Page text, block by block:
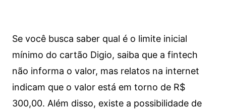
Se você busca saber qual é o limite inicial
mínimo do cartão Digio, saiba que a fintech
não informa o valor, mas relatos na internet
indicam que o valor está em torno de R$
300,00. Além disso, existe a possibilidade de